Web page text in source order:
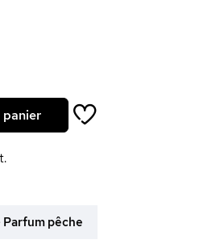
pêche